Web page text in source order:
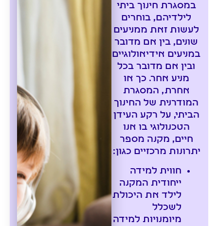
במסגרת חינוך ביתי
לילדיהם, בוחרים
לעשות זאת ממניעים
שונים, בין אם מדובר
במניעים אידיאולוגיים
ובין אם מדובר בכל
מניע אחר. כך או
אחרת, המסגרת
המודרנית של החינוך
הביתי, על רקע העידן
הטכנולוגי בו אנו
חיים, מקנה מספר
יתרונות מרכזיים כגון:
חווית למידה
ייחודית המקנה
לילד את היכולת
לשכלל
מיומנויות למידה